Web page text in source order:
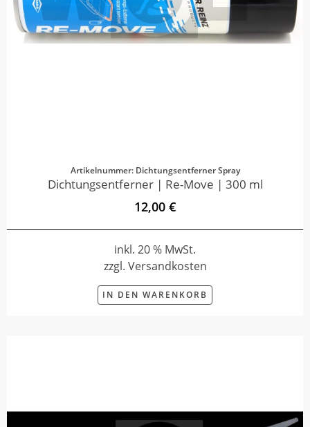
Artikelnummer: Dichtungsentferner Spray
Dichtungsentferner | Re-Move | 300 ml
12,00 €
inkl. 20 % MwSt.
zzgl. Versandkosten
IN DEN WARENKORB